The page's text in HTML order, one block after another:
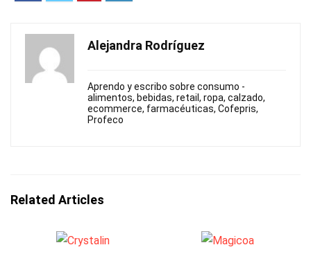
Alejandra Rodríguez
Aprendo y escribo sobre consumo -
alimentos, bebidas, retail, ropa, calzado,
ecommerce, farmacéuticas, Cofepris,
Profeco
Related Articles